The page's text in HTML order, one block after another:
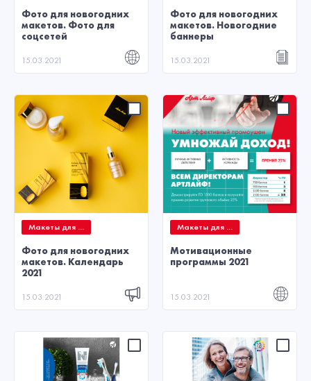
Фото для новогодних
макетов. Фото для
соцсетей
15.03.2021
Фото для новогодних
макетов. Новогодние
баннеры
15.03.2021
Макеты для ...
Фото для новогодних
макетов. Календарь
2021
15.03.2021
Макеты для ...
Мотивационные
программы 2021
15.03.2021